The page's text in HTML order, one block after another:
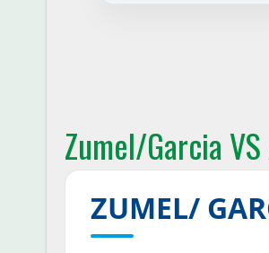
Zumel/Garcia
ZUMEL/